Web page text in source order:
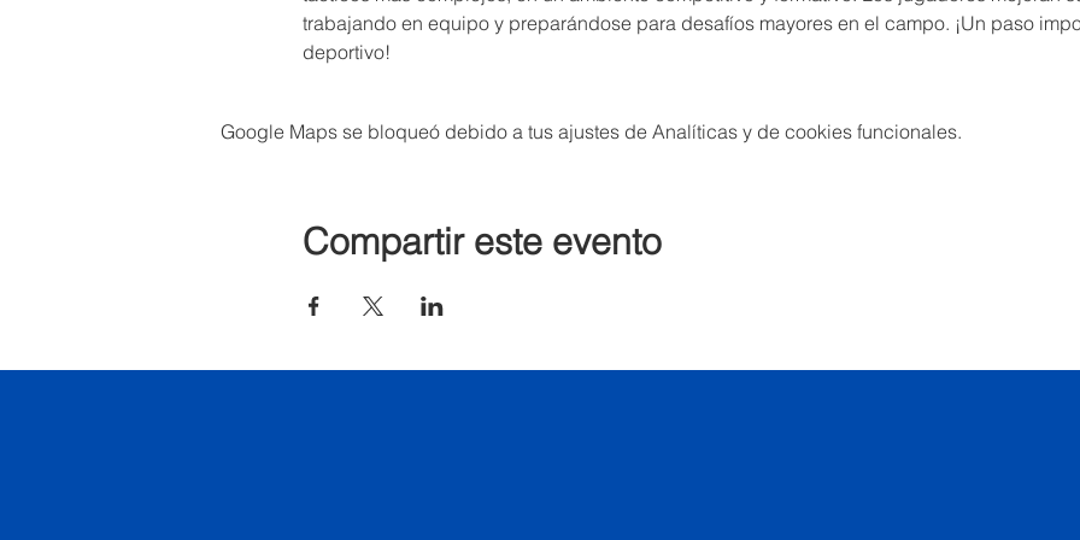
trabajando en equipo y preparándose para desafíos mayores en el campo. ¡Un paso
deportivo!
Google Maps se bloqueó debido a tus ajustes de Analíticas y de cookies funcionales.
Compartir este evento